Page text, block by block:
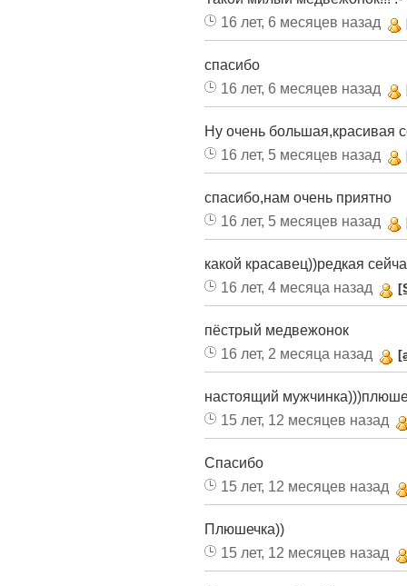
16 лет, 6 месяцев назад
спасибо
16 лет, 6 месяцев назад
Ну очень большая,красивая
16 лет, 5 месяцев назад
спасибо,нам очень приятно
16 лет, 5 месяцев назад
какой красавец))редкая
16 лет, 4 месяца назад
пёстрый медвежонок
16 лет, 2 месяца назад
настоящий
15 лет, 12 месяцев назад
Спасибо
15 лет, 12 месяцев назад
Плюшечка))
15 лет, 12 месяцев назад